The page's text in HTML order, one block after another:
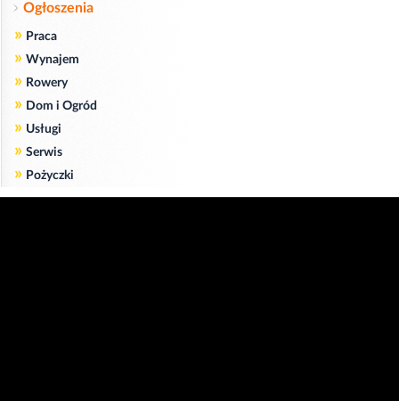
Ogłoszenia
» Praca
» Wynajem
» Rowery
» Dom i Ogród
» Usługi
» Serwis
» Pożyczki